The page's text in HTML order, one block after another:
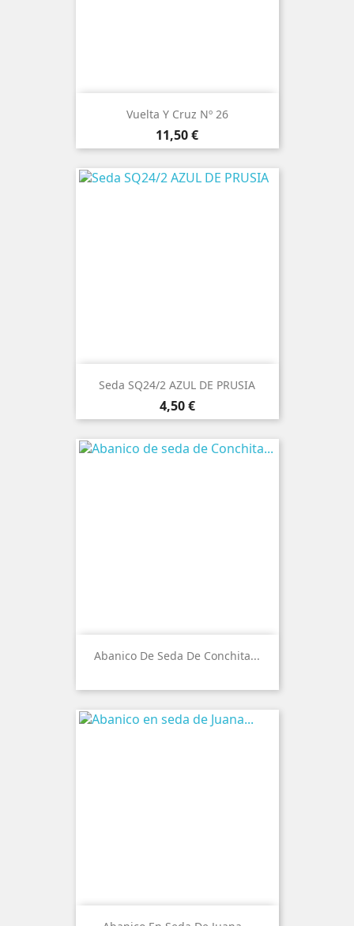
Vuelta Y Cruz Nº 26
Precio
11,50 €
Seda SQ24/2 AZUL DE PRUSIA
Precio
4,50 €
Abanico De Seda De Conchita...